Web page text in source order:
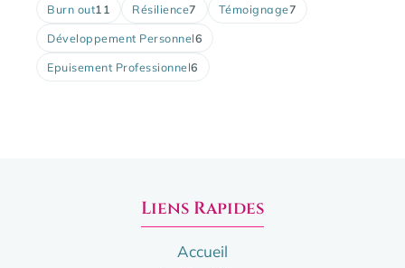
Burn out11 Résilience7 Témoignage7
Développement Personnel6
Epuisement Professionnel6
Liens Rapides
Accueil